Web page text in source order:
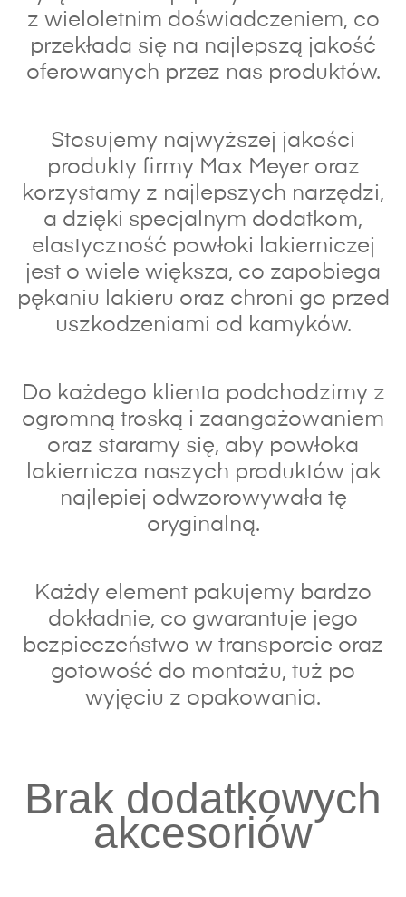
z wieloletnim doświadczeniem, co
przekłada się na najlepszą jakość
oferowanych przez nas produktów.
Stosujemy najwyższej jakości
produkty firmy Max Meyer oraz
korzystamy z najlepszych narzędzi,
a dzięki specjalnym dodatkom,
elastyczność powłoki lakierniczej
jest o wiele większa, co zapobiega
pękaniu lakieru oraz chroni go przed
uszkodzeniami od kamyków.
Do każdego klienta podchodzimy z
ogromną troską i zaangażowaniem
oraz staramy się, aby powłoka
lakiernicza naszych produktów jak
najlepiej odwzorowywała tę
oryginalną.
Każdy element pakujemy bardzo
dokładnie, co gwarantuje jego
bezpieczeństwo w transporcie oraz
gotowość do montażu, tuż po
wyjęciu z opakowania.
Brak dodatkowych
akcesoriów